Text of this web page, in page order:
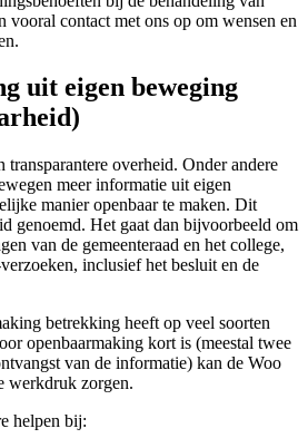
vooral contact met ons op om wensen en
uit eigen beweging
transparantere overheid. Onder andere
meer informatie uit eigen
manier openbaar te maken. Dit
genoemd. Het gaat dan bijvoorbeeld om
van de gemeenteraad en het college,
inclusief het besluit en de
betrekking heeft op veel soorten
openbaarmaking kort is (meestal twee
van de informatie) kan de Woo
werkdruk zorgen.
helpen bij: